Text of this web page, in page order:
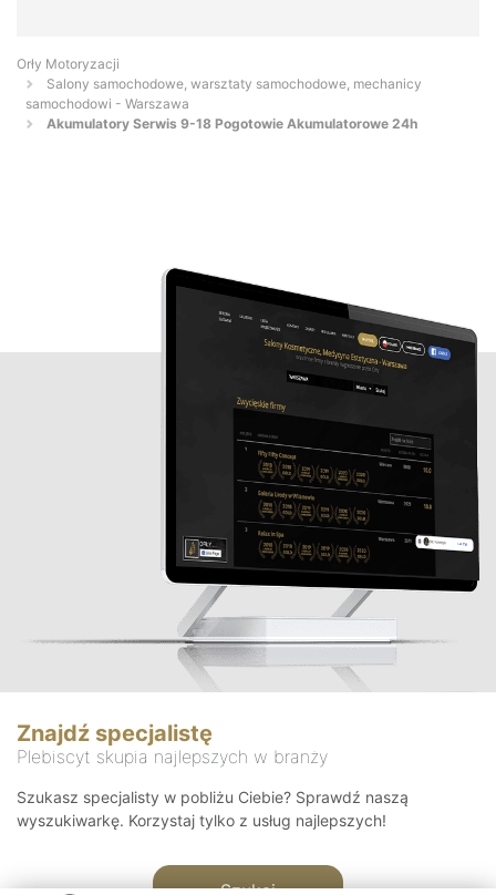
Orły Motoryzacji
Salony samochodowe, warsztaty samochodowe, mechanicy
samochodowi - Warszawa
Akumulatory Serwis 9-18 Pogotowie Akumulatorowe 24h
Znajdź specjalistę
Plebiscyt skupia najlepszych w branży
Szukasz specjalisty w pobliżu Ciebie? Sprawdź naszą
wyszukiwarkę. Korzystaj tylko z usług najlepszych!